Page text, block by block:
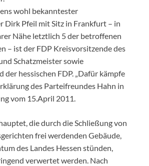
wohl bekanntester
Dirk Pfeil mit Sitz in Frankfurt – in
Nähe letztlich 5 der betroffenen
– ist der FDP Kreisvorsitzende des
Schatzmeister sowie
der hessischen FDP. „Dafür kämpfe
des Parteifreundes Hahn in
vom 15.April 2011.
die durch die Schließung von
frei werdenden Gebäude,
des Landes Hessen stünden,
verwertet werden. Nach